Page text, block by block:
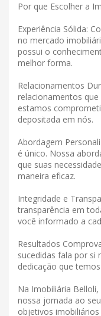
Por que Escolher a
Experiência Sólida:
no mercado
possui o
melhor forma.
Relacionamentos
relacionamentos
estamos
depositada em nós.
Abordagem
é único. Nossa
que suas
maneira eficaz.
Integridade e
transparência em
você informado a
Resultados
sucedidas fala por si
dedicação que
Na Imobiliária
nossa jornada ao
objetivos